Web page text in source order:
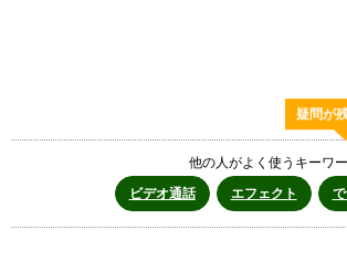
疑問が
他の人がよく使うキーワ
ビデオ通話
エフェクト